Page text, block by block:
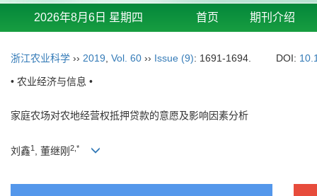
2026年8月6日 星期四 首页 期刊介绍
浙江农业科学 ›› 2019 Vol. 60 ›› Issue (9): 1691-1694. DOI:
• 农业经济与信息 •
家庭农场对农地经营权抵押贷款的意愿及影响因素分析
刘鑫1 , 董继刚 2,*